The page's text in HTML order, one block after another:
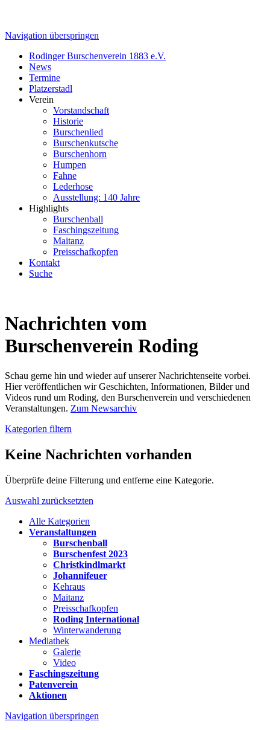
Navigation überspringen
Rodinger Burschenverein 1883 e.V.
News
Termine
Platzerstadl
Verein
Vorstandschaft
Historie
Burschenlied
Burschenkutsche
Burschenhorn
Humpen
Fahne
Lederhose
Ausstellung: 140 Jahre
Highlights
Burschenball
Faschingszeitung
Maitanz
Preisschafkopfen
Kontakt
Suche
Nachrichten vom
Burschenverein Roding
Schau gerne hin und wieder auf unserer Nachrichtenseite vorbei.
Hier veröffentlichen wir Geschichten, Informationen, Bilder und
Videos rund um Roding, den Burschenverein und verschiedenen
Veranstaltungen. Zum Newsarchiv
Kategorien filtern
Keine Nachrichten vorhanden
Überprüfe deine Filterung und entferne eine Kategorie.
Auswahl zurücksetzten
Alle Kategorien
Veranstaltungen
Burschenball
Burschenfest 2023
Christkindlmarkt
Johannifeuer
Kehraus
Maitanz
Preisschafkopfen
Roding International
Winterwanderung
Mediathek
Galerie
Video
Faschingszeitung
Patenverein
Aktionen
Navigation überspringen